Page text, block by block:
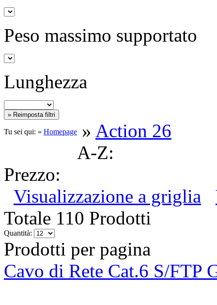
Peso massimo supportato
Lunghezza
Tu sei qui: » Homepage » Action 26
A-Z:
Prezzo:
Visualizzazione a griglia
Totale 110 Prodotti
Quantità:
Prodotti per pagina
Cavo di Rete Cat.6 S/FTP